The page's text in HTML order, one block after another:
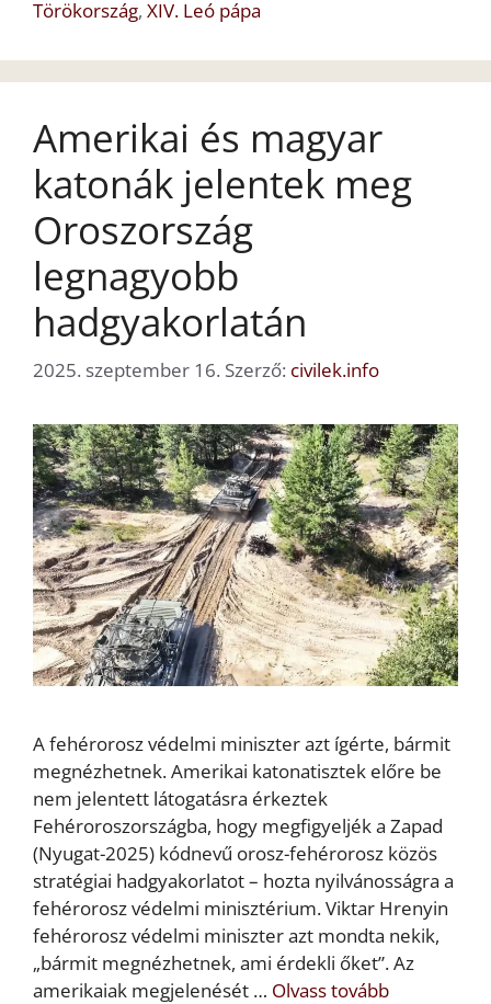
Törökország, XIV. Leó pápa
Amerikai és magyar
katonák jelentek meg
Oroszország
legnagyobb
hadgyakorlatán
2025. szeptember 16. Szerző: civilek.info
A fehérorosz védelmi miniszter azt ígérte, bármit
megnézhetnek. Amerikai katonatisztek előre be
nem jelentett látogatásra érkeztek
Fehéroroszországba, hogy megfigyeljék a Zapad
(Nyugat-2025) kódnevű orosz-fehérorosz közös
stratégiai hadgyakorlatot – hozta nyilvánosságra a
fehérorosz védelmi minisztérium. Viktar Hrenyin
fehérorosz védelmi miniszter azt mondta nekik,
„bármit megnézhetnek, ami érdekli őket”. Az
amerikaiak megjelenését … Olvass tovább